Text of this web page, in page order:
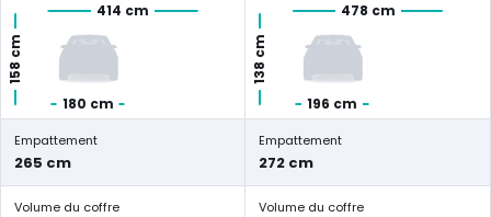
414 cm
180 cm
158 cm
478 cm
196 cm
138 cm
Empattement
265 cm
Empattement
272 cm
Volume du coffre Volume du coffre